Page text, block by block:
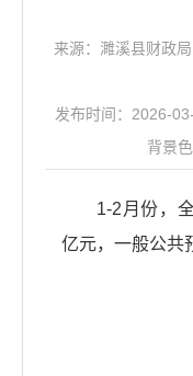
来源：濉溪县财政
发布时间：2026-
背景色
1-2月份，
亿元，一般公共